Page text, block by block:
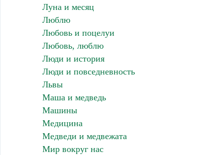
Луна и месяц
Люблю
Любовь и поцелуи
Любовь, люблю
Люди и история
Люди и повседневность
Львы
Маша и медведь
Машины
Медицина
Медведи и медвежата
Мир вокруг нас